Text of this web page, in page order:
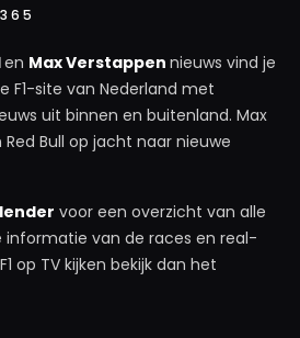
en Max Verstappen nieuws vind je
F1-site van Nederland met
uit binnen en buitenland. Max
Bull op jacht naar nieuwe
voor een overzicht van alle
van de races en real-
op TV kijken bekijk dan het